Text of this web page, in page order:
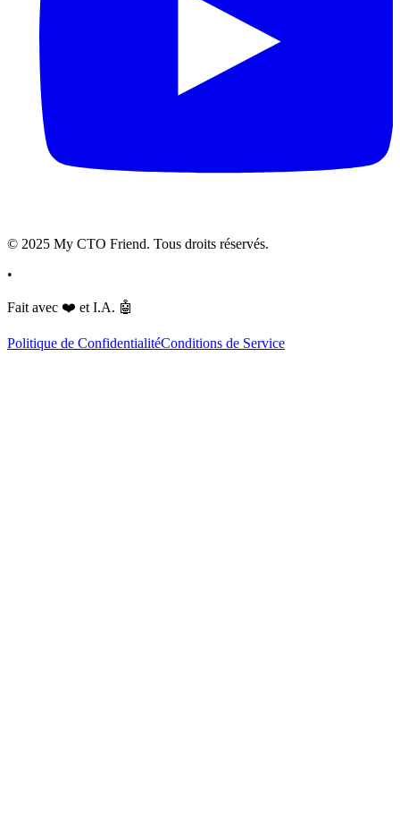
© 2025 My CTO Friend. Tous droits réservés.
•
Fait avec ❤️ et I.A. 🤖
Politique de ConfidentialitéConditions de Service